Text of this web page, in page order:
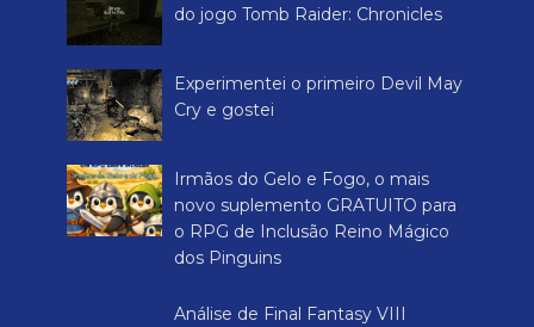
do jogo Tomb Raider: Chronicles
Experimentei o primeiro Devil May
Cry e gostei
Irmãos do Gelo e Fogo, o mais
novo suplemento GRATUITO para
o RPG de Inclusão Reino Mágico
dos Pinguins
Análise de Final Fantasy VIII